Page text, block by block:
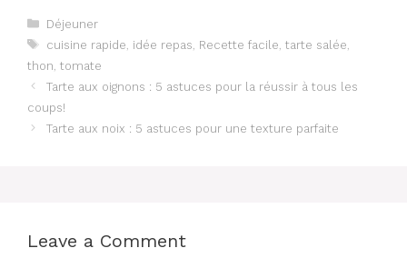
Categories
Déjeuner
Tags
cuisine rapide idée repas Recette facile tarte salée
thon tomate
Tarte aux oignons : 5 astuces pour la réussir à tous les
coups!
Tarte aux noix : 5 astuces pour une texture parfaite
Leave a Comment